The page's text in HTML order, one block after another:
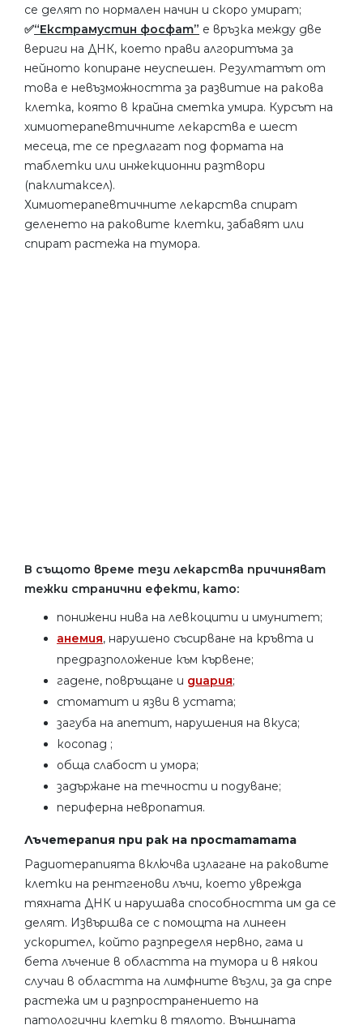
се делят по нормален начин и скоро умират;
✅“Екстрамустин фосфат” е връзка между две
вериги на ДНК, което прави алгоритъма за
нейното копиране неуспешен. Резултатът от
това е невъзможността за развитие на ракова
клетка, която в крайна сметка умира. Курсът на
химиотерапевтичните лекарства е шест
месеца, те се предлагат под формата на
таблетки или инжекционни разтвори
(паклитаксел).
Химиотерапевтичните лекарства спират
деленето на раковите клетки, забавят или
спират растежа на тумора.
В същото време тези лекарства причиняват
тежки странични ефекти, като:
понижени нива на левкоцити и имунитет;
анемия, нарушено съсирване на кръвта и
предразположение към кървене;
гадене, повръщане и диария;
стоматит и язви в устата;
загуба на апетит, нарушения на вкуса;
косопад ;
обща слабост и умора;
задържане на течности и подуване;
периферна невропатия.
Лъчетерапия при рак на простататата
Радиотерапията включва излагане на раковите
клетки на рентгенови лъчи, което уврежда
тяхната ДНК и нарушава способността им да се
делят. Извършва се с помощта на линеен
ускорител, който разпределя нервно, гама и
бета лъчение в областта на тумора и в някои
случаи в областта на лимфните възли, за да спре
растежа им и разпространението на
патологични клетки в тялото. Външната